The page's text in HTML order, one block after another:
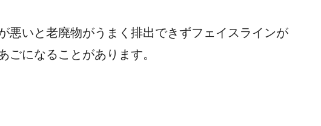
悪いと老廃物がうまく排出できずフェイスラインが
ごになることがあります。